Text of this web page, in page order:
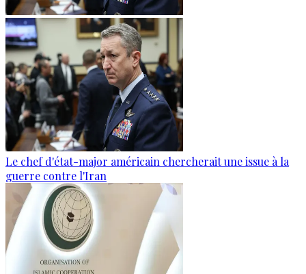
Le chef d'état-major américain chercherait une issue à la
guerre contre l'Iran